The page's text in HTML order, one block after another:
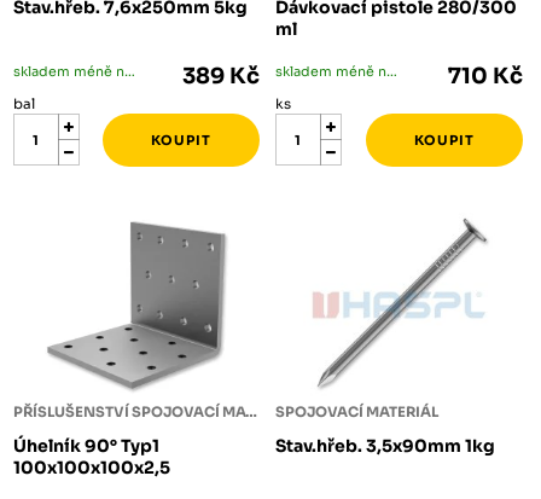
Stav.hřeb. 7,6x250mm 5kg
skladem méně než 5 bal 389 Kč
bal
Dávkovací pistole 280/300
ml
skladem méně než 5 ks 710 Kč
ks
PŘÍSLUŠENSTVÍ SPOJOVACÍ MATERIÁL
Úhelník 90° Typ1
100x100x100x2,5
SPOJOVACÍ MATERIÁL
Stav.hřeb. 3,5x90mm 1kg